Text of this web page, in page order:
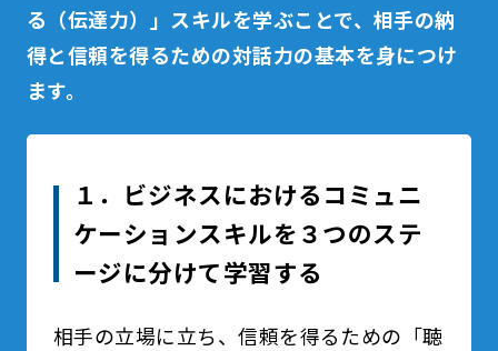
る（伝達力）」スキルを学ぶことで、相手の納
得と信頼を得るための対話力の基本を身につけ
ます。
１．ビジネスにおけるコミュニ
ケーションスキルを３つのステ
ージに分けて学習する
相手の立場に立ち、信頼を得るための「聴